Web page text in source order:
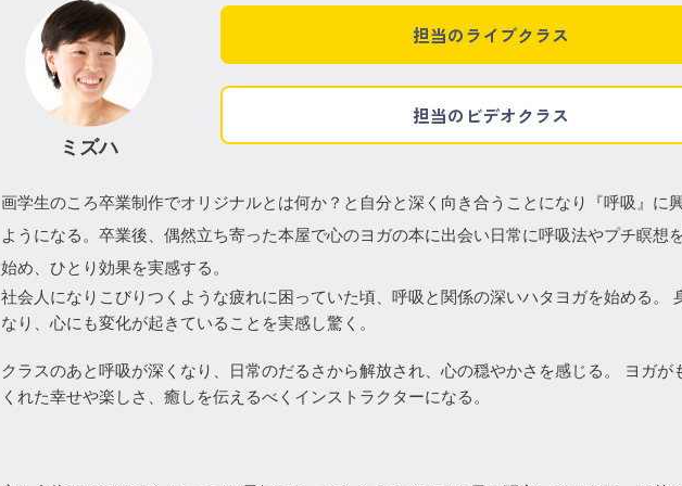
ミズハ
担当のライブクラス
担当のビデオクラス
画学生のころ卒業制作でオリジナルとは何か？と自分と深く向き合うことになり『呼吸』に
ようになる。卒業後、偶然立ち寄った本屋で心のヨガの本に出会い日常に呼吸法やプチ瞑想
始め、ひとり効果を実感する。
社会人になりこびりつくような疲れに困っていた頃、呼吸と関係の深いハタヨガを始める。
なり、心にも変化が起きていることを実感し驚く。
クラスのあと呼吸が深くなり、日常のだるさから解放され、心の穏やかさを感じる。 ヨガが
くれた幸せや楽しさ、癒しを伝えるべくインストラクターになる。